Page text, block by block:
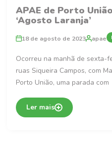
APAE de Porto
‘Agosto Laranja’
18 de agosto de 2023 apae
Ocorreu na manhã de sexta-
ruas Siqueira Campos, com
Porto União, uma parada com
Ler mais